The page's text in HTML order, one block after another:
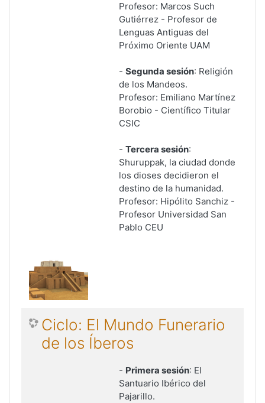
Profesor: Marcos Such
Gutiérrez - Profesor de
Lenguas Antiguas del
Próximo Oriente UAM
- Segunda sesión: Religión
de los Mandeos.
Profesor: Emiliano Martínez
Borobio - Científico Titular
CSIC
- Tercera sesión:
Shuruppak, la ciudad donde
los dioses decidieron el
destino de la humanidad.
Profesor: Hipólito Sanchiz -
Profesor Universidad San
Pablo CEU
Ciclo: El Mundo Funerario
de los Íberos
- Primera sesión: El
Santuario Ibérico del
Pajarillo.